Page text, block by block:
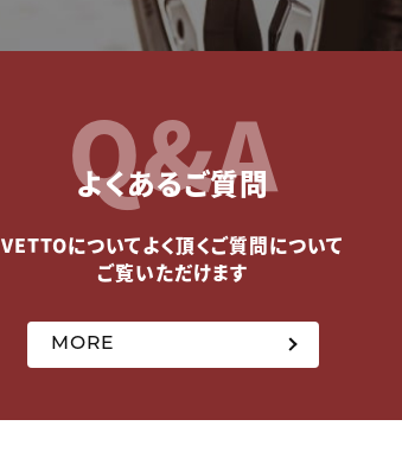
Q&A
よくあるご質問
VETTOについてよく頂くご質問について
ご覧いただけます
MORE